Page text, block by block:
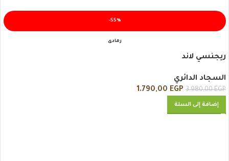
-55%
رمادى
ريجنسي لاند
السجاد الدائري
3.980,00EGP
1.790,00 EGP
إضافة إلى السلة